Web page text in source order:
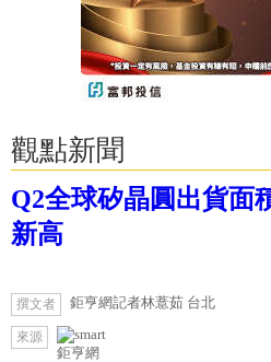
觀點新聞
Q2全球矽晶圓出貨面
新高
撰文者 鉅亨網記者林薏茹 台北
來源
鉅亨網